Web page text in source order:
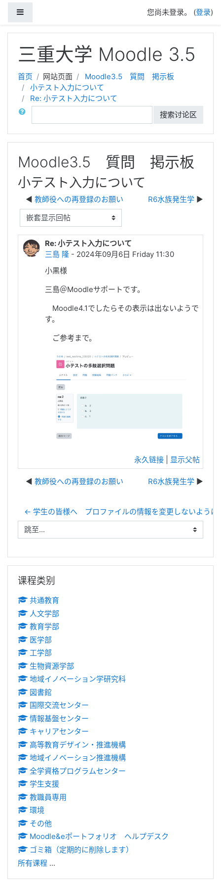
您尚未登录。 (登录)
三重大学 Moodle 3.5
首页 网站页面
Moodle3.5 質問 掲示板
小テスト入力について
Re: 小テスト入力について
搜索
搜索讨论区
Moodle3.5 質問 掲示板
小テスト入力について
教師役への再登録のお願い R6水族発生学
显示模式
Re: 小テスト入力について
三島 隆 - 2024年09月6日 Friday 11:30
小黒様
三島＠Moodleサポートです。
Moodle4.1でしたらその表示は出ないようで
す。
ご参考まで。
永久链接 显示父帖
教師役への再登録のお願い R6水族発生学
← 学生の皆様へ プロファイルの情報を変更しないように
跳至...
课程类别
共通教育
人文学部
教育学部
医学部
工学部
生物資源学部
地域イノベーション学研究科
図書館
国際交流センター
情報基盤センター
キャリアセンター
高等教育デザイン・推進機構
地域イノベーション推進機構
全学資格プログラムセンター
学生支援
教職員専用
環境
その他
Moodle&eポートフォリオ ヘルプデスク
ゴミ箱（定期的に削除します）
所有课程 ...